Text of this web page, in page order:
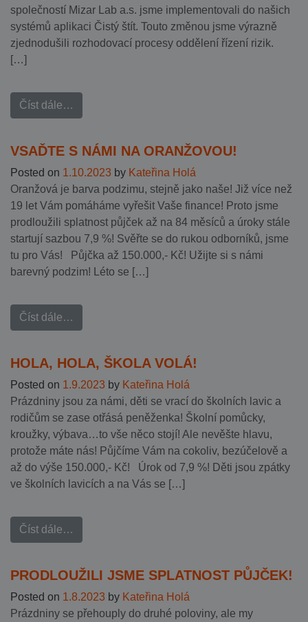
společností Mizar Lab a.s. jsme implementovali do našich
systémů aplikaci Čistý štít. Touto změnou jsme výrazně
zjednodušili rozhodovací procesy oddělení řízení rizik.
[…]
Číst dále…
VSAĎTE S NÁMI NA ORANŽOVOU!
Posted on 1.10.2023 by Kateřina Holá
Oranžová je barva podzimu, stejně jako naše! Již více než
19 let Vám pomáháme vyřešit Vaše finance! Proto jsme
prodloužili splatnost půjček až na 84 měsíců a úroky stále
startují sazbou 7,9 %! Svěřte se do rukou odborníků, jsme
tu pro Vás! Půjčka až 150.000,- Kč! Užijte si s námi
barevný podzim! Léto se […]
Číst dále…
HOLA, HOLA, ŠKOLA VOLÁ!
Posted on 1.9.2023 by Kateřina Holá
Prázdniny jsou za námi, děti se vrací do školních lavic a
rodičům se zase otřásá peněženka! Školní pomůcky,
kroužky, výbava…to vše něco stojí! Ale nevěšte hlavu,
protože máte nás! Půjčíme Vám na cokoliv, bezúčelově a
až do výše 150.000,- Kč! Úrok od 7,9 %! Děti jsou zpátky
ve školních lavicích a na Vás se […]
Číst dále…
PRODLOUŽILI JSME SPLATNOST PŮJČEK!
Posted on 1.8.2023 by Kateřina Holá
Prázdniny se přehouply do druhé poloviny, ale my